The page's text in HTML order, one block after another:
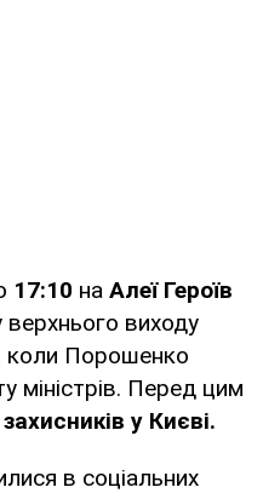
17:10 на Алеї Героїв
верхнього виходу
коли Порошенко
міністрів. Перед цим
у Києві.
в соціальних